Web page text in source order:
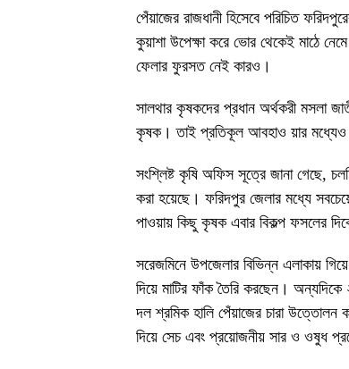
পেঁয়াজের রাজধানী হিসেবে পরিচিত
কুয়াশা উপেক্ষা করে ভোর থেকেই মাঠে
ফেলার ফুরসত নেই কারও।
সালথার কৃষকদের প্রধান অর্থকরী মসলা
কৃষক। তাই প্রতিকূল আবহাও য়ার মধ্যেও
সংশ্লিষ্ট কৃষি অফিস সূত্রে জানা গেছে,
করা হয়েছে। ফরিদপুর জেলার মধ্যে
পাওয়ায় কিছু কৃষক এবার বিকল্প ফসলের
সরেজমিনে উপজেলার বিভিন্ন এলাকায়
দিয়ে মাটির ফাঁক তৈরি করছেন।
দল শ্রমিক হালি পেঁয়াজের চারা উত্তোলন
দিয়ে সেচ এবং প্রয়োজনীয় সার ও ওষুধ